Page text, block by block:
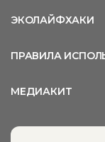
ЭКОЛАЙФХАКИ
ПРАВИЛА
МЕДИАКИТ